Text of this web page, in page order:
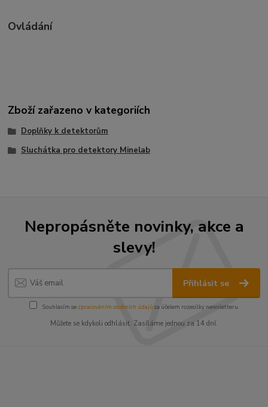
Ovládání
Zboží zařazeno v kategoriích
Doplňky k detektorům
Sluchátka pro detektory Minelab
Nepropásněte novinky, akce a
slevy!
Přihlásit se
Souhlasím se zpracováním osobních údajůza účelem rozesílky newsletteru.
Můžete se kdykoli odhlásit. Zasíláme jednou za 14 dní.